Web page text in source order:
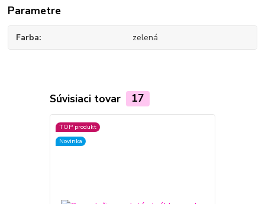
Parametre
Farba zelená
Súvisiaci tovar 17
TOP produkt
Novinka